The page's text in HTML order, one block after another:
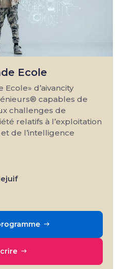
Ecole
d’aivancity
capables de
challenges de
relatifs à l’exploitation
de l’intelligence